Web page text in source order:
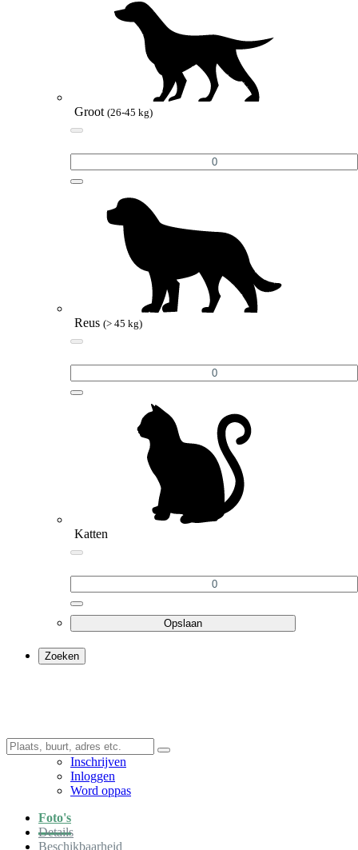
Groot (26-45 kg)
Reus (> 45 kg)
Katten
Opslaan
Zoeken
Inschrijven
Inloggen
Word oppas
Foto's
Details
Beschikbaarheid